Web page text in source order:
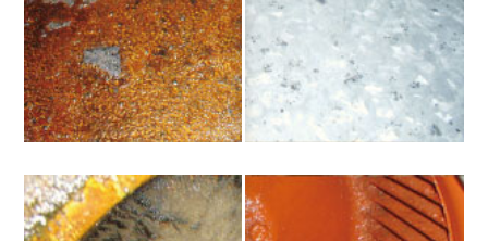
排気ファン